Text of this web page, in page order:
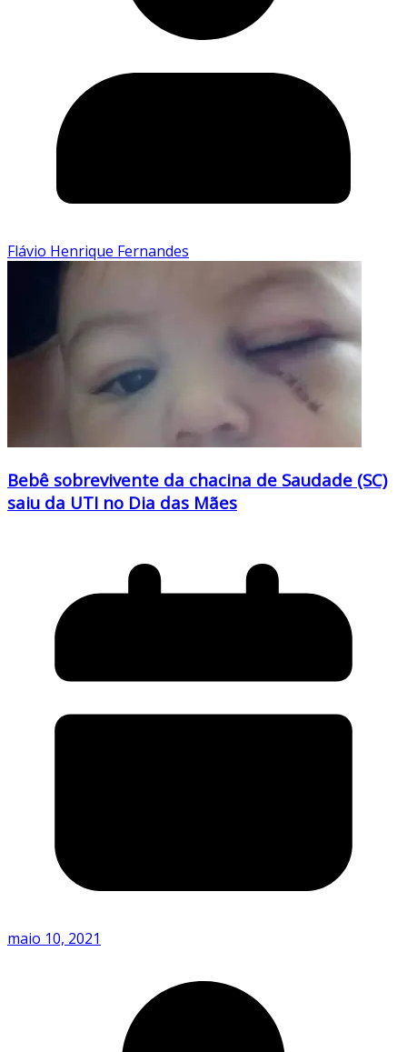
Flávio Henrique Fernandes
Bebê sobrevivente da chacina de Saudade (SC)
saiu da UTI no Dia das Mães
maio 10, 2021